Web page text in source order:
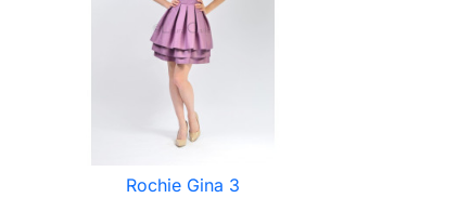
Rochie Gina 3